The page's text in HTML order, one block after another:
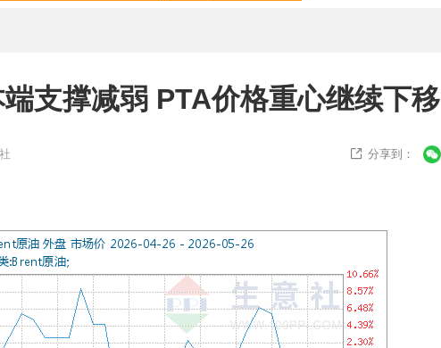
支撑减弱 PTA价格重心继续下移
 分享到：